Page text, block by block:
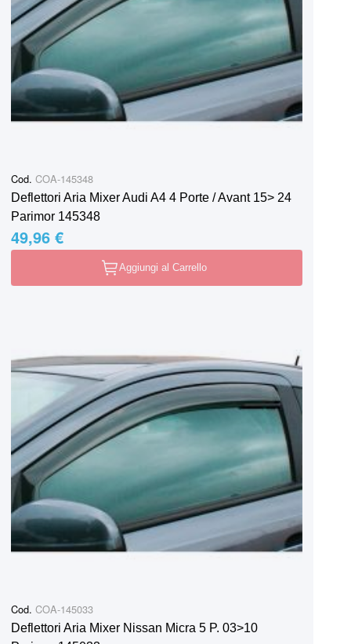
Cod. COA-145348
Deflettori Aria Mixer Audi A4 4 Porte / Avant 15> 24
Parimor 145348
49,96 €
Aggiungi al Carrello
Cod. COA-145033
Deflettori Aria Mixer Nissan Micra 5 P. 03>10